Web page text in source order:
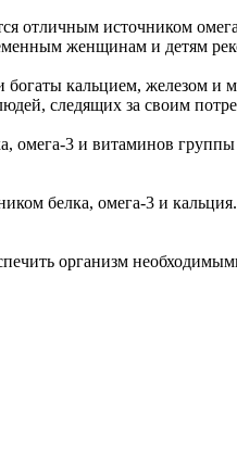
отличным источником
женщинам и детям
кальцием, железом и
следящих за своим
омега-3 и витаминов
белка, омега-3 и
организм